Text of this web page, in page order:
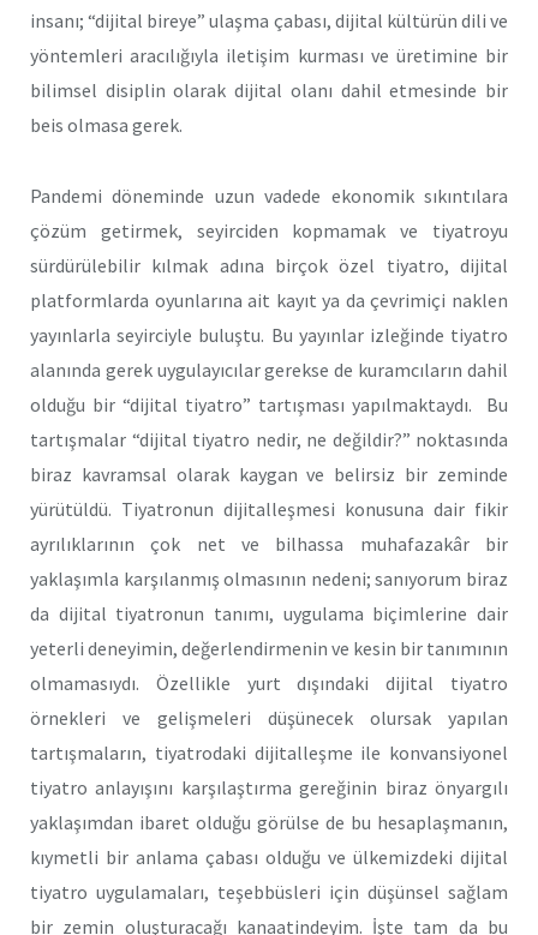
insanı; “dijital bireye” ulaşma çabası, dijital kültürün dili ve
yöntemleri aracılığıyla iletişim kurması ve üretimine bir
bilimsel disiplin olarak dijital olanı dahil etmesinde bir
beis olmasa gerek.
Pandemi döneminde uzun vadede ekonomik sıkıntılara
çözüm getirmek, seyirciden kopmamak ve tiyatroyu
sürdürülebilir kılmak adına birçok özel tiyatro, dijital
platformlarda oyunlarına ait kayıt ya da çevrimiçi naklen
yayınlarla seyirciyle buluştu. Bu yayınlar izleğinde tiyatro
alanında gerek uygulayıcılar gerekse de kuramcıların dahil
olduğu bir “dijital tiyatro” tartışması yapılmaktaydı. Bu
tartışmalar “dijital tiyatro nedir, ne değildir?” noktasında
biraz kavramsal olarak kaygan ve belirsiz bir zeminde
yürütüldü. Tiyatronun dijitalleşmesi konusuna dair fikir
ayrılıklarının çok net ve bilhassa muhafazakâr bir
yaklaşımla karşılanmış olmasının nedeni; sanıyorum biraz
da dijital tiyatronun tanımı, uygulama biçimlerine dair
yeterli deneyimin, değerlendirmenin ve kesin bir tanımının
olmamasıydı. Özellikle yurt dışındaki dijital tiyatro
örnekleri ve gelişmeleri düşünecek olursak yapılan
tartışmaların, tiyatrodaki dijitalleşme ile konvansiyonel
tiyatro anlayışını karşılaştırma gereğinin biraz önyargılı
yaklaşımdan ibaret olduğu görülse de bu hesaplaşmanın,
kıymetli bir anlama çabası olduğu ve ülkemizdeki dijital
tiyatro uygulamaları, teşebbüsleri için düşünsel sağlam
bir zemin oluşturacağı kanaatindeyim. İşte tam da bu